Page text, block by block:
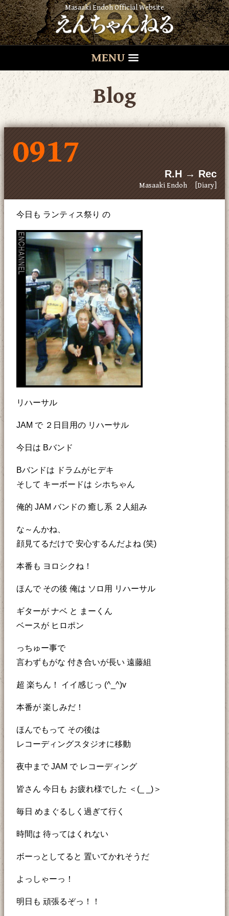
Masaaki Endoh Official Website
MENU
Blog
0917
R.H → Rec
Masaaki Endoh [Diary]
今日も ランティス祭り の
リハーサル
JAM で ２日目用の リハーサル
今日は Bバンド
Bバンドは ドラムがヒデキ
そして キーボードは シホちゃん
俺的 JAM バンドの 癒し系 ２人組み
な～んかね、
顔見てるだけで 安心するんだよね (笑)
本番も ヨロシクね！
ほんで その後 俺は ソロ用 リハーサル
ギターが ナベ と まーくん
ベースが ヒロポン
っちゅー事で
言わずもがな 付き合いが長い 遠藤組
超 楽ちん！ イイ感じっ (^_^)v
本番が 楽しみだ！
ほんでもって その後は
レコーディングスタジオに移動
夜中まで JAM で レコーディング
皆さん 今日も お疲れ様でした ＜(_ _)＞
毎日 めまぐるしく過ぎて行く
時間は 待ってはくれない
ボーっとしてると 置いてかれそうだ
よっしゃーっ！
明日も 頑張るぞっ！！